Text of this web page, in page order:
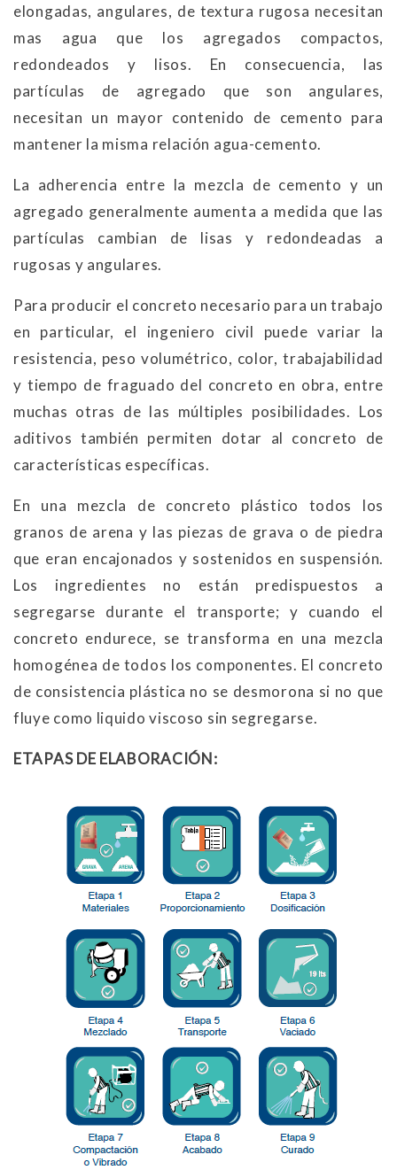
elongadas, angulares, de textura rugosa necesitan
mas agua que los agregados compactos,
redondeados y lisos. En consecuencia, las
partículas de agregado que son angulares,
necesitan un mayor contenido de cemento para
mantener la misma relación agua-cemento.
La adherencia entre la mezcla de cemento y un
agregado generalmente aumenta a medida que las
partículas cambian de lisas y redondeadas a
rugosas y angulares.
Para producir el concreto necesario para un trabajo
en particular, el ingeniero civil puede variar la
resistencia, peso volumétrico, color, trabajabilidad
y tiempo de fraguado del concreto en obra, entre
muchas otras de las múltiples posibilidades. Los
aditivos también permiten dotar al concreto de
características específicas.
En una mezcla de concreto plástico todos los
granos de arena y las piezas de grava o de piedra
que eran encajonados y sostenidos en suspensión.
Los ingredientes no están predispuestos a
segregarse durante el transporte; y cuando el
concreto endurece, se transforma en una mezcla
homogénea de todos los componentes. El concreto
de consistencia plástica no se desmorona si no que
fluye como liquido viscoso sin segregarse.
ETAPAS DE ELABORACIÓN: